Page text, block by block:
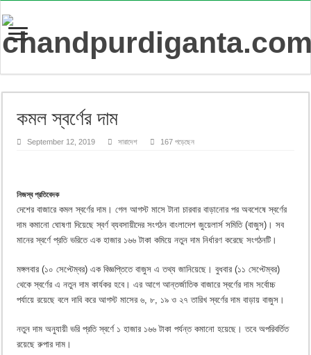
কমল স্বর্ণের দাম
September 12, 2019 সারাদেশ 167 পড়েছেন
নিজস্ব প্রতিবেদক
দেশের বাজারে কমল স্বর্ণের দাম। গেল আগস্ট মাসে টানা চারবার বাড়ানোর পর অবশেষে স্বর্ণের
দাম কমানো ঘোষণা দিয়েছে স্বর্ণ ব্যবসায়ীদের সংগঠন বাংলাদেশ জুয়েলার্স সমিতি (বাজুস)। সব
মানের স্বর্ণে প্রতি ভরিতে এক হাজার ১৬৬ টাকা কমিয়ে নতুন দাম নির্ধারণ করেছে সংগঠনটি।
মঙ্গলবার (১০ সেপ্টেম্বর) এক বিজ্ঞপ্তিতে বাজুস এ তথ্য জানিয়েছে। বুধবার (১১ সেপ্টেম্বর)
থেকে স্বর্ণের এ নতুন দাম কার্যকর হবে। এর আগে আন্তর্জাতিক বাজারে স্বর্ণের দাম সর্বোচ্চ
পর্যায়ে রয়েছে বলে দাবি করে আগস্ট মাসের ৬, ৮, ১৯ ও ২৭ তারিখ স্বর্ণের দাম বাড়ায় বাজুস।
নতুন দাম অনুযায়ী ভরি প্রতি স্বর্ণে ১ হাজার ১৬৬ টাকা পর্যন্ত কমানো হয়েছে। তবে অপরিবর্তিত
রয়েছে রুপার দাম।